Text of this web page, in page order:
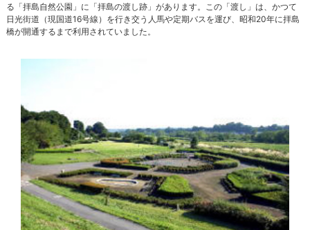
る「拝島自然公園」に「拝島の渡し跡」があります。この「渡し」は、かつて
日光街道（現国道16号線）を行き交う人馬や定期バスを運び、昭和20年に拝島
橋が開通するまで利用されていました。